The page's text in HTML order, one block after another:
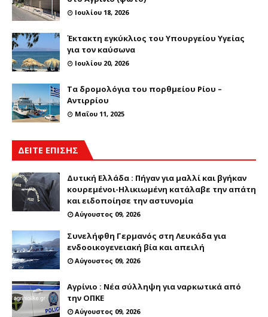
Ιουλίου 18, 2026
Έκτακτη εγκύκλιος του Υπουργείου Υγείας
για τον καύσωνα
Ιουλίου 20, 2026
Τα δρομολόγια του πορθμείου Ρίου –
Αντιρρίου
Μαΐου 11, 2025
ΔΕΙΤΕ ΕΠΙΣΗΣ
Δυτική Ελλάδα : Πήγαν για μαλλί και βγήκαν
κουρεμένοι-Ηλικιωμένη κατάλαβε την απάτη
και ειδοποίησε την αστυνομία
Αύγουστος 09, 2026
Συνελήφθη Γερμανός στη Λευκάδα για
ενδοοικογενειακή βία και απειλή
Αύγουστος 09, 2026
Αγρίνιο : Νέα σύλληψη για ναρκωτικά από
την ΟΠΚΕ
Αύγουστος 09, 2026